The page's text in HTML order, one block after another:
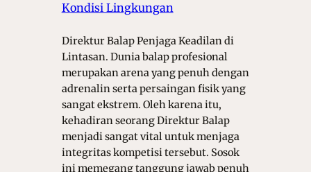
Kondisi Lingkungan
Direktur Balap Penjaga Keadilan di
Lintasan. Dunia balap profesional
merupakan arena yang penuh dengan
adrenalin serta persaingan fisik yang
sangat ekstrem. Oleh karena itu,
kehadiran seorang Direktur Balap
menjadi sangat vital untuk menjaga
integritas kompetisi tersebut. Sosok
ini memegang tanggung jawab penuh